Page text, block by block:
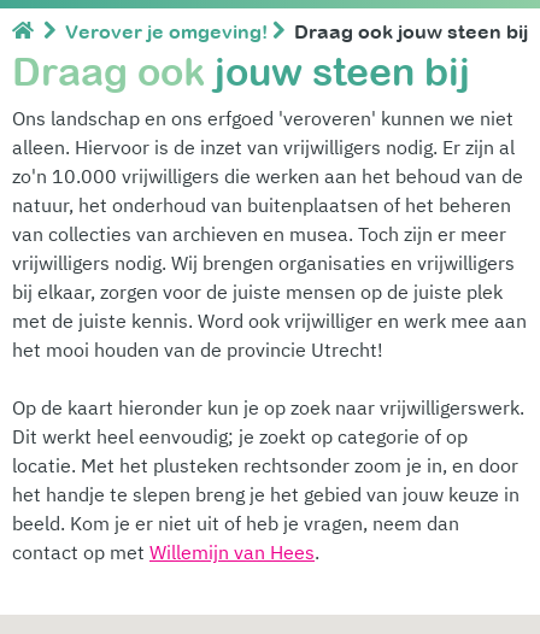
Verover je omgeving! Draag ook jouw steen bij
Draag ook jouw steen bij
Ons landschap en ons erfgoed 'veroveren' kunnen we niet
alleen. Hiervoor is de inzet van vrijwilligers nodig. Er zijn al
zo'n 10.000 vrijwilligers die werken aan het behoud van de
natuur, het onderhoud van buitenplaatsen of het beheren
van collecties van archieven en musea. Toch zijn er meer
vrijwilligers nodig. Wij brengen organisaties en vrijwilligers
bij elkaar, zorgen voor de juiste mensen op de juiste plek
met de juiste kennis. Word ook vrijwilliger en werk mee aan
het mooi houden van de provincie Utrecht!
Op de kaart hieronder kun je op zoek naar vrijwilligerswerk.
Dit werkt heel eenvoudig; je zoekt op categorie of op
locatie. Met het plusteken rechtsonder zoom je in, en door
het handje te slepen breng je het gebied van jouw keuze in
beeld. Kom je er niet uit of heb je vragen, neem dan
contact op met Willemijn van Hees.